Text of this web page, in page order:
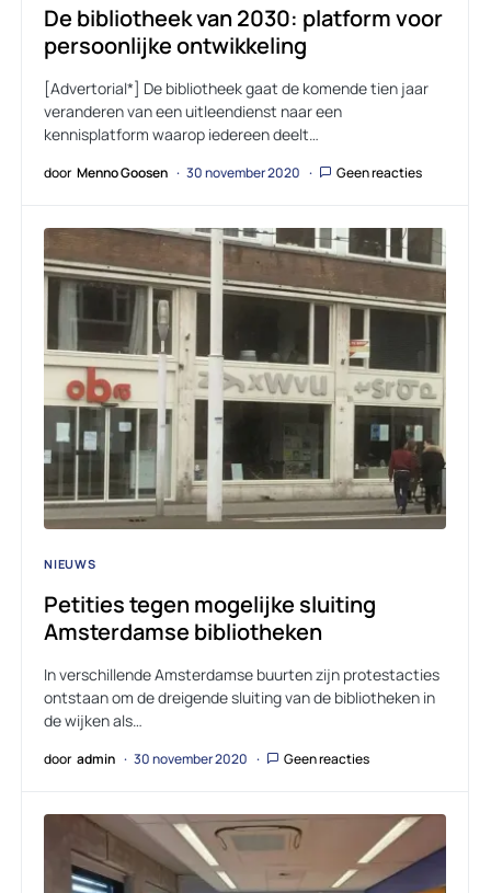
De bibliotheek van 2030: platform voor
persoonlijke ontwikkeling
[Advertorial*] De bibliotheek gaat de komende tien jaar
veranderen van een uitleendienst naar een
kennisplatform waarop iedereen deelt…
door Menno Goosen 30 november 2020 Geen reacties
NIEUWS
Petities tegen mogelijke sluiting
Amsterdamse bibliotheken
In verschillende Amsterdamse buurten zijn protestacties
ontstaan om de dreigende sluiting van de bibliotheken in
de wijken als…
door admin 30 november 2020 Geen reacties